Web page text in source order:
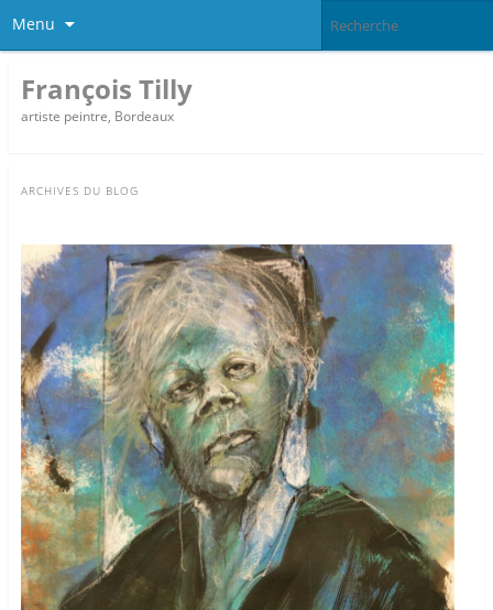
Menu
François Tilly
artiste peintre, Bordeaux
ARCHIVES DU BLOG